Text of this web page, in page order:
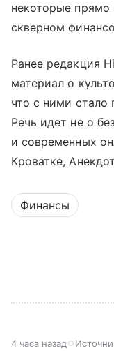
некоторые
скверном
Ранее редакция
материал о
что с ними стало
Речь идет не о
и современных
Кроватке,
Финансы
4 часа назад